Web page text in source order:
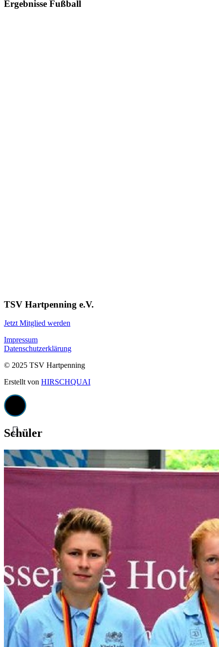
Ergebnisse Fußball
TSV Hartpenning e.V.
Jetzt Mitglied werden
Impressum
Datenschutzerklärung
© 2025 TSV Hartpenning
Erstellt von HIRSCHQUAI
Schüler